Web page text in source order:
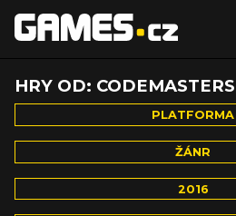
HRY OD: CODEMASTERS
PLATFORMA
ŽÁNR
2016